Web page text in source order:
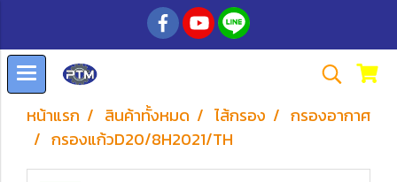
หน้าแรก สินค้าทั้งหมด ไส้กรอง
กรองอากาศ
กรองแก้วD20/8H2021/TH